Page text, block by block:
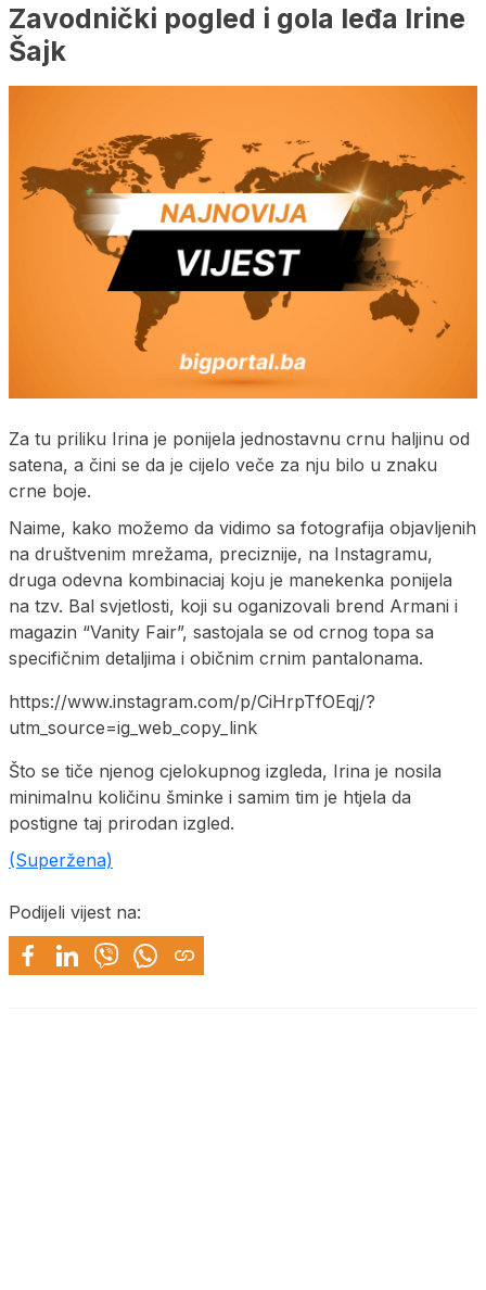
Zavodnički pogled i gola leđa Irine
Šajk
Za tu priliku Irina je ponijela jednostavnu crnu haljinu od
satena, a čini se da je cijelo veče za nju bilo u znaku
crne boje.
Naime, kako možemo da vidimo sa fotografija objavljenih
na društvenim mrežama, preciznije, na Instagramu,
druga odevna kombinaciaj koju je manekenka ponijela
na tzv. Bal svjetlosti, koji su oganizovali brend Armani i
magazin “Vanity Fair”, sastojala se od crnog topa sa
specifičnim detaljima i običnim crnim pantalonama.
https://www.instagram.com/p/CiHrpTfOEqj/?
utm_source=ig_web_copy_link
Što se tiče njenog cjelokupnog izgleda, Irina je nosila
minimalnu količinu šminke i samim tim je htjela da
postigne taj prirodan izgled.
(Superžena)
Podijeli vijest na: